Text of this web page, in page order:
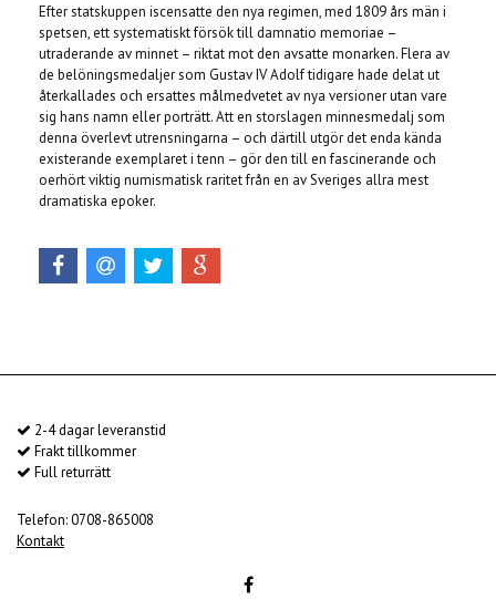
Efter statskuppen iscensatte den nya regimen, med 1809 års män i
spetsen, ett systematiskt försök till damnatio memoriae –
utraderande av minnet – riktat mot den avsatte monarken. Flera av
de belöningsmedaljer som Gustav IV Adolf tidigare hade delat ut
återkallades och ersattes målmedvetet av nya versioner utan vare
sig hans namn eller porträtt. Att en storslagen minnesmedalj som
denna överlevt utrensningarna – och därtill utgör det enda kända
existerande exemplaret i tenn – gör den till en fascinerande och
oerhört viktig numismatisk raritet från en av Sveriges allra mest
dramatiska epoker.
2-4 dagar leveranstid
Frakt tillkommer
Full returrätt
Telefon: 0708-865008
Kontakt